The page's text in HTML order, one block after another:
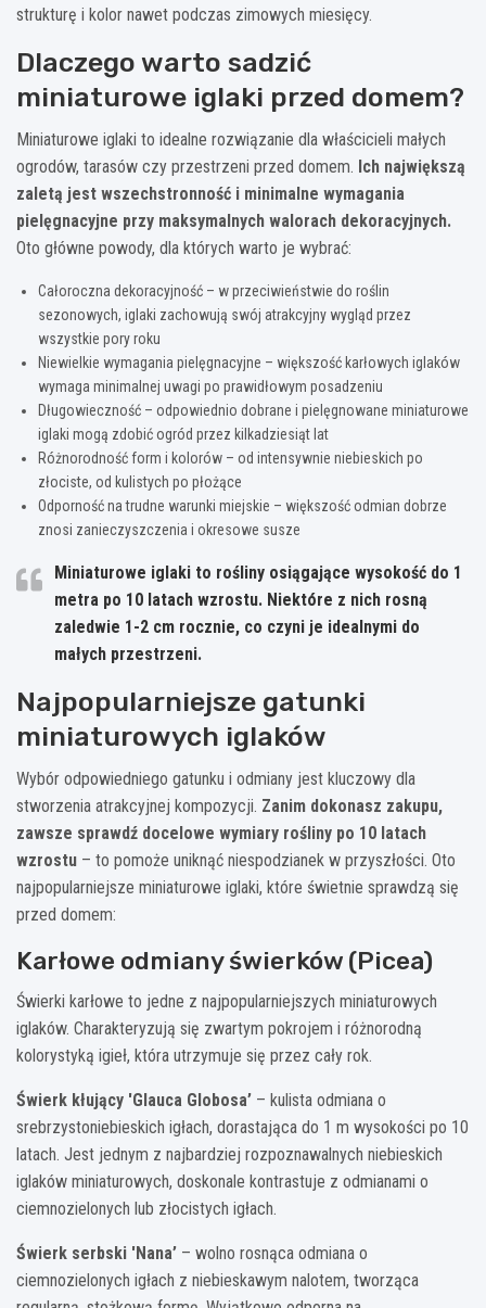
strukturę i kolor nawet podczas zimowych miesięcy.
Dlaczego warto sadzić
miniaturowe iglaki przed domem?
Miniaturowe iglaki to idealne rozwiązanie dla właścicieli małych
ogrodów, tarasów czy przestrzeni przed domem. Ich największą
zaletą jest wszechstronność i minimalne wymagania
pielęgnacyjne przy maksymalnych walorach dekoracyjnych.
Oto główne powody, dla których warto je wybrać:
Całoroczna dekoracyjność – w przeciwieństwie do roślin
sezonowych, iglaki zachowują swój atrakcyjny wygląd przez
wszystkie pory roku
Niewielkie wymagania pielęgnacyjne – większość karłowych iglaków
wymaga minimalnej uwagi po prawidłowym posadzeniu
Długowieczność – odpowiednio dobrane i pielęgnowane miniaturowe
iglaki mogą zdobić ogród przez kilkadziesiąt lat
Różnorodność form i kolorów – od intensywnie niebieskich po
złociste, od kulistych po płożące
Odporność na trudne warunki miejskie – większość odmian dobrze
znosi zanieczyszczenia i okresowe susze
Miniaturowe iglaki to rośliny osiągające wysokość do 1
metra po 10 latach wzrostu. Niektóre z nich rosną
zaledwie 1-2 cm rocznie, co czyni je idealnymi do
małych przestrzeni.
Najpopularniejsze gatunki
miniaturowych iglaków
Wybór odpowiedniego gatunku i odmiany jest kluczowy dla
stworzenia atrakcyjnej kompozycji. Zanim dokonasz zakupu,
zawsze sprawdź docelowe wymiary rośliny po 10 latach
wzrostu – to pomoże uniknąć niespodzianek w przyszłości. Oto
najpopularniejsze miniaturowe iglaki, które świetnie sprawdzą się
przed domem:
Karłowe odmiany świerków (Picea)
Świerki karłowe to jedne z najpopularniejszych miniaturowych
iglaków. Charakteryzują się zwartym pokrojem i różnorodną
kolorystyką igieł, która utrzymuje się przez cały rok.
Świerk kłujący 'Glauca Globosa’ – kulista odmiana o
srebrzystoniebieskich igłach, dorastająca do 1 m wysokości po 10
latach. Jest jednym z najbardziej rozpoznawalnych niebieskich
iglaków miniaturowych, doskonale kontrastuje z odmianami o
ciemnozielonych lub złocistych igłach.
Świerk serbski 'Nana’ – wolno rosnąca odmiana o
ciemnozielonych igłach z niebieskawym nalotem, tworząca